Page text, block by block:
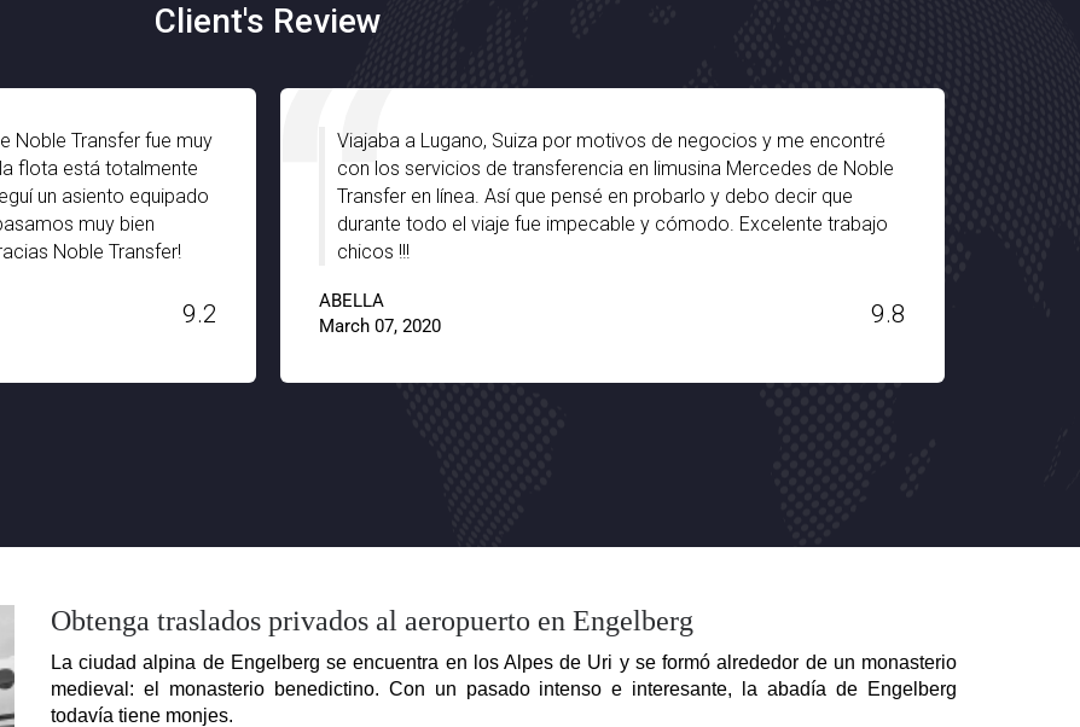
Client's Review
Noble Transfer fue muy
flota está totalmente
un asiento equipado
muy bien
Noble Transfer!
9.2
Viajaba a Lugano, Suiza por motivos de negocios y me encontré
con los servicios de transferencia en limusina Mercedes de Noble
Transfer en línea. Así que pensé en probarlo y debo decir que
durante todo el viaje fue impecable y cómodo. Excelente trabajo
chicos !!!
ABELLA
March 07, 2020
9.8
Obtenga traslados privados al aeropuerto en Engelberg
La ciudad alpina de Engelberg se encuentra en los Alpes de Uri y se formó alrededor de un monasterio
medieval: el monasterio benedictino. Con un pasado intenso e interesante, la abadía de Engelberg
todavía tiene monjes.